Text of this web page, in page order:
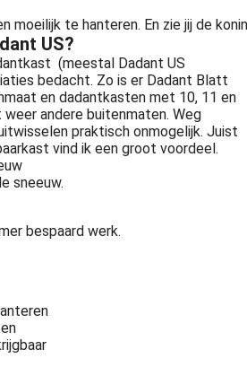
moeilijk te hanteren. En zie jij de
US?
(meestal Dadant US
bedacht. Zo is er Dadant Blatt
en dadantkasten met 10, 11 en
andere buitenmaten. Weg
praktisch onmogelijk. Juist
vind ik een groot voordeel.
sneeuw.
bespaard werk.